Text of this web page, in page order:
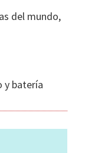
del mundo,
y batería